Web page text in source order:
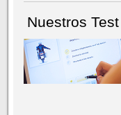
Nuestros Test